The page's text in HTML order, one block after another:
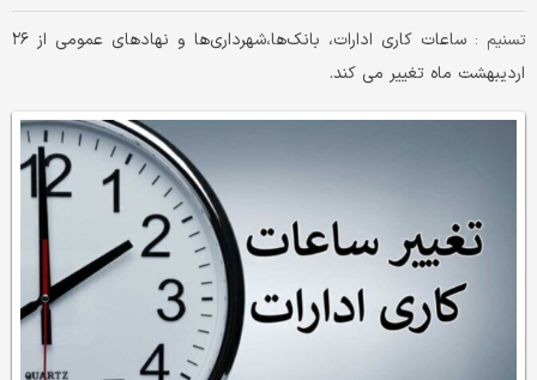
تسنیم :
ساعات کاری ادارات، بانک‌ها،شهرداری‌ها و نهادهای عمومی از ۲۶
اردیبهشت ماه تغییر می کند.